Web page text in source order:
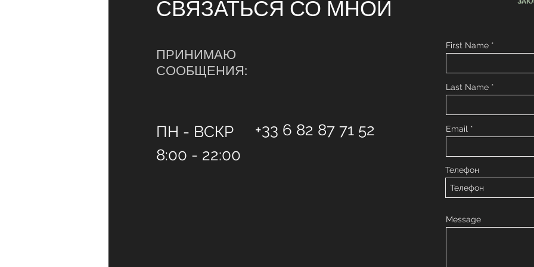
СВЯЗАТЬСЯ СО МНОЙ
ПРИНИМАЮ
СООБЩЕНИЯ:
ПН - ВСКР
8:00 - 22:00
+33 6 82 87 71 52
First Name
Last Name
Email
Телефон
Message